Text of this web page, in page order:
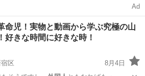
Ad
命児！実物と動画から学ぶ究極の山
好きな時間に好きな時！
区
8月4日